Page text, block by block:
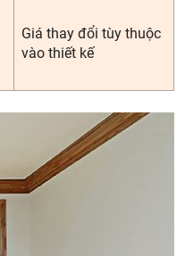
Giá thay đổi tùy thuộc
vào thiết kế